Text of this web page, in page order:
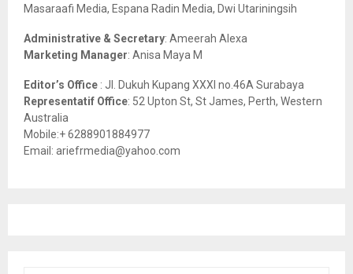
Masaraafi Media, Espana Radin Media, Dwi Utariningsih
Administrative & Secretary: Ameerah Alexa
Marketing Manager: Anisa Maya M
Editor’s Office : Jl. Dukuh Kupang XXXI no.46A Surabaya
Representatif Office: 52 Upton St, St James, Perth, Western
Australia
Mobile:+ 6288901884977
Email: ariefrmedia@yahoo.com